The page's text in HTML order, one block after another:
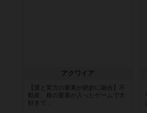
アクワイア
【運と実力の要素が絶妙に融合】不
動産、株の要素が入ったゲームで大
好きで...